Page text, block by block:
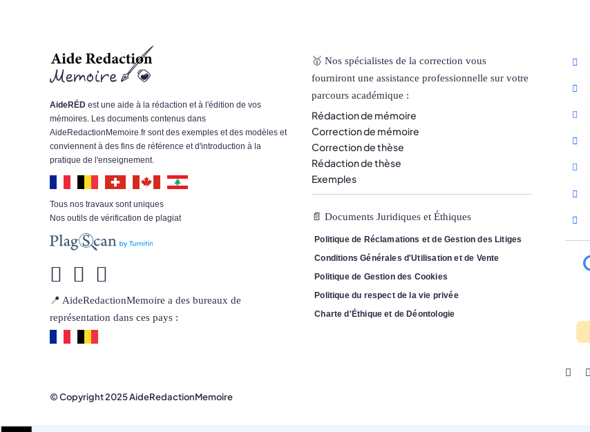
AideRÉDest une aide à la rédaction et à l'édition de vos
mémoires. Les documents contenus dans
AideRedactionMemoire.fr sont des exemples et des modèles et
conviennent à des fins de référence et d'introduction à la
pratique de l'enseignement.
Tous nos travaux sont uniques
Nos outils de vérification de plagiat
📍 AideRedactionMemoire a des bureaux de
représentation dans ces pays :
🥇 Nos spécialistes de la correction vous
fourniront une assistance professionnelle sur votre
parcours académique :
Rédaction de mémoire
Correction de mémoire
Correction de thèse
Rédaction de thèse
Exemples
📄 Documents Juridiques et Éthiques
Politique de Réclamations et de Gestion des Litiges
Conditions Générales d'Utilisation et de Vente
Politique de Gestion des Cookies
Politique du respect de la vie privée
Charte d'Éthique et de Déontologie
© Copyright 2025 AideRedactionMemoire